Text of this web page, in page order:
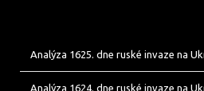
Analýza 1625. dne ruské invaze na
Analýza 1624. dne ruské invaze na